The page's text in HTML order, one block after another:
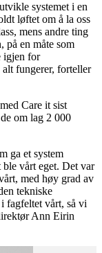
systemet i en
løftet om å la oss
mens andre ting
en måte som
igjen for
fungerer, forteller
Care it sist
om lag 2 000
ga et system
ble vårt eget. Det var
med høy grad av
tekniske
fagfeltet vårt, så vi
Ann Eirin